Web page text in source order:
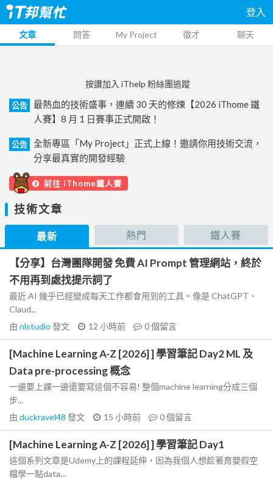
登入
文章 問答 My Project 徵才 聊天
按讚加入 iThelp 粉絲團追蹤
公告
最熱血的技術盛事，連續 30 天的修煉【2026 iThome 鐵
人賽】8 月 1 日賽事正式開啟！
公告
全新專區「My Project」正式上線！邀請你用技術交流，
分享最真實的開發經驗
前往 iThome鐵人賽
技術文章
最新 熱門 鐵人賽
【分享】台灣團隊開發 免費 AI Prompt 管理網站，終於
不用再到處找提示詞了
最近 AI 幾乎已經變成每天工作都會用到的工具。像是 ChatGPT、
Claud...
由 nlstudio 發文 12 小時前 0個留言
[Machine Learning A-Z [2026] ] 學習筆記 Day2 ML 及
Data pre-processing 概念
一邊要上課一邊還要寫這個不容易! 整個machine learning分成三個
步...
由 duckravel48 發文 15 小時前 0個留言
[Machine Learning A-Z [2026] ] 學習筆記 Day1
這個系列文章是Udemy上的課程延伸，因為我個人想趁著育嬰假空
檔學一點data...